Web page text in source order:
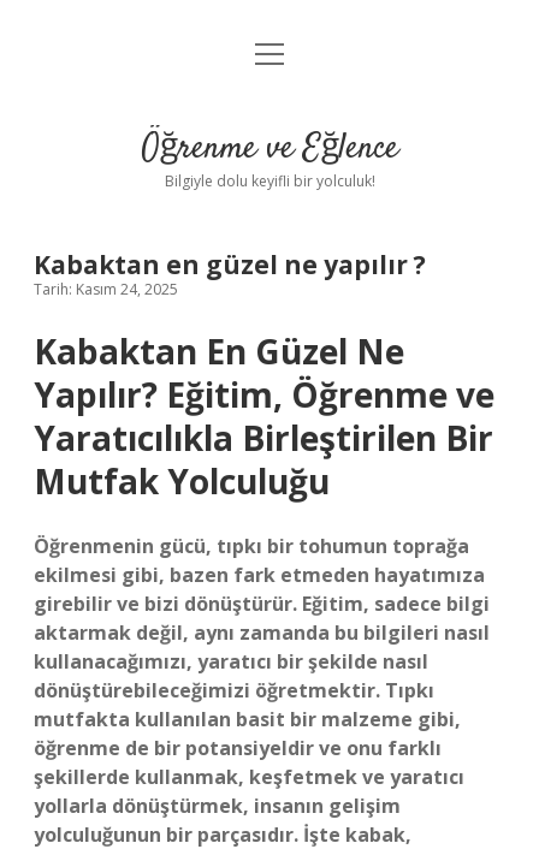
Anasayfa
Yasal Uyarı
menüyü
Öğrenme ve Eğlence
Bilgiyle dolu keyifli bir yolculuk!
Kabaktan en güzel ne yapılır ?
Tarih: Kasım 24, 2025
Kabaktan En Güzel Ne
Yapılır? Eğitim, Öğrenme ve
Yaratıcılıkla Birleştirilen Bir
Mutfak Yolculuğu
Öğrenmenin gücü, tıpkı bir tohumun toprağa
ekilmesi gibi, bazen fark etmeden hayatımıza
girebilir ve bizi dönüştürür. Eğitim, sadece bilgi
aktarmak değil, aynı zamanda bu bilgileri nasıl
kullanacağımızı, yaratıcı bir şekilde nasıl
dönüştürebileceğimizi öğretmektir. Tıpkı
mutfakta kullanılan basit bir malzeme gibi,
öğrenme de bir potansiyeldir ve onu farklı
şekillerde kullanmak, keşfetmek ve yaratıcı
yollarla dönüştürmek, insanın gelişim
yolculuğunun bir parçasıdır. İşte kabak,